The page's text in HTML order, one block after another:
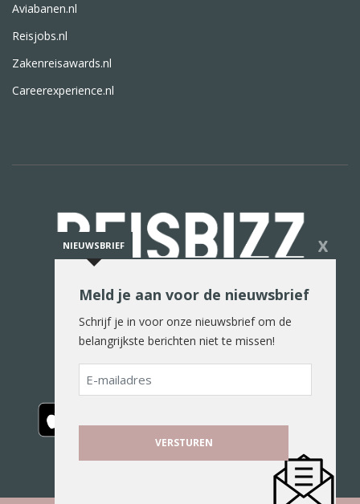
Aviabanen.nl
Reisjobs.nl
Zakenreisawards.nl
Careerexperience.nl
De reiswereld in woord en beeld
NIEUWSBRIEF X
Meld je aan voor de nieuwsbrief
Schrijf je in voor onze nieuwsbrief om de
belangrijkste berichten niet te missen!
E-
mailadres